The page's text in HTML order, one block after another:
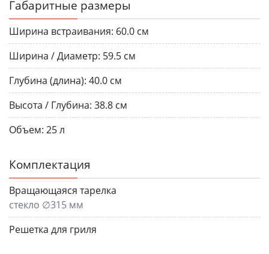
Габаритные размеры
Ширина встраивания: 60.0 см
Ширина / Диаметр: 59.5 см
Глубина (длина): 40.0 см
Высота / Глубина: 38.8 см
Объем: 25 л
Комплектация
Вращающаяся тарелка
стекло ∅315 мм
Решетка для гриля